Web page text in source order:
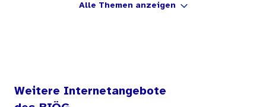
Alle Themen anzeigen
Weitere Internetangebote